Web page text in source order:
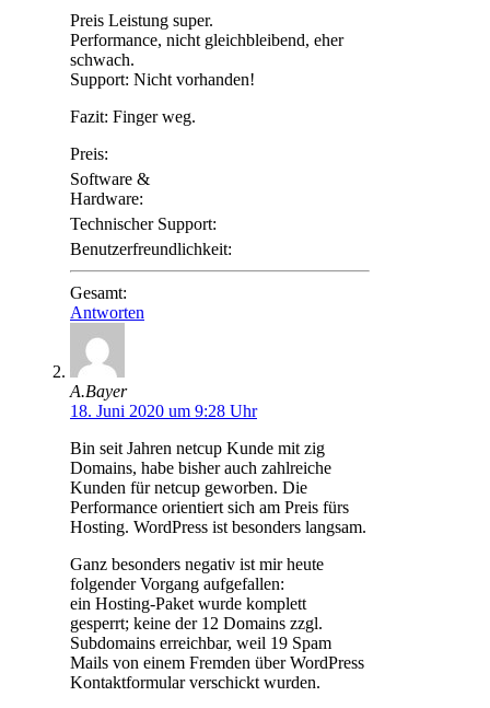
Preis Leistung super.
Performance, nicht gleichbleibend, eher
schwach.
Support: Nicht vorhanden!
Fazit: Finger weg.
Preis:
Software &
Hardware:
Technischer Support:
Benutzerfreundlichkeit:
Gesamt:
Antworten
A.Bayer
18. Juni 2020 um 9:28 Uhr
Bin seit Jahren netcup Kunde mit zig
Domains, habe bisher auch zahlreiche
Kunden für netcup geworben. Die
Performance orientiert sich am Preis fürs
Hosting. WordPress ist besonders langsam.
Ganz besonders negativ ist mir heute
folgender Vorgang aufgefallen:
ein Hosting-Paket wurde komplett
gesperrt; keine der 12 Domains zzgl.
Subdomains erreichbar, weil 19 Spam
Mails von einem Fremden über WordPress
Kontaktformular verschickt wurden.